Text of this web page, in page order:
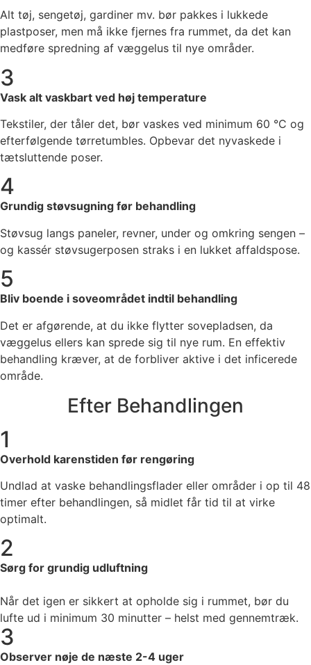
Alt tøj, sengetøj, gardiner mv. bør pakkes i lukkede
plastposer, men må ikke fjernes fra rummet, da det kan
medføre spredning af væggelus til nye områder.
3
Vask alt vaskbart ved høj temperature
Tekstiler, der tåler det, bør vaskes ved minimum 60 °C og
efterfølgende tørretumbles. Opbevar det nyvaskede i
tætsluttende poser.
4
Grundig støvsugning før behandling
Støvsug langs paneler, revner, under og omkring sengen –
og kassér støvsugerposen straks i en lukket affaldspose.
5
Bliv boende i soveområdet indtil behandling
Det er afgørende, at du ikke flytter sovepladsen, da
væggelus ellers kan sprede sig til nye rum. En effektiv
behandling kræver, at de forbliver aktive i det inficerede
område.
Efter Behandlingen
1
Overhold karenstiden før rengøring
Undlad at vaske behandlingsflader eller områder i op til 48
timer efter behandlingen, så midlet får tid til at virke
optimalt.
2
Sørg for grundig udluftning
Når det igen er sikkert at opholde sig i rummet, bør du
lufte ud i minimum 30 minutter – helst med gennemtræk.
3
Observer nøje de næste 2-4 uger